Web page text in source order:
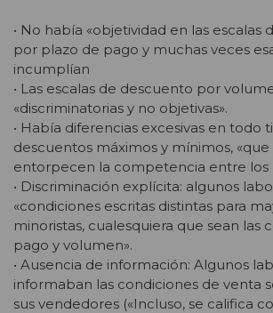
• No había «objetividad en las escalas
por plazo de pago y muchas veces
incumplían
• Las escalas de descuento por
«discriminatorias y no objetivas».
• Había diferencias excesivas en todo
descuentos máximos y mínimos,
entorpecen la competencia entre los
• Discriminación explícita: algunos
«condiciones escritas distintas para
minoristas, cualesquiera que sean las
pago y volumen».
• Ausencia de información: Algunos
informaban las condiciones de venta
sus vendedores («Incluso, se califica